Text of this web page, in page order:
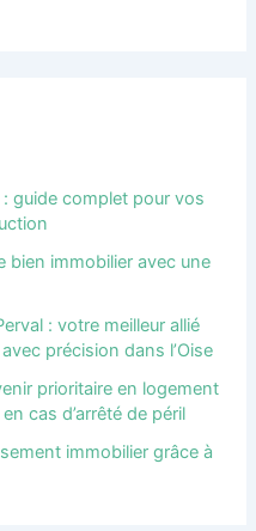
guide complet pour vos
bien immobilier avec une
: votre meilleur allié
précision dans l’Oise
prioritaire en logement
cas d’arrêté de péril
immobilier grâce à